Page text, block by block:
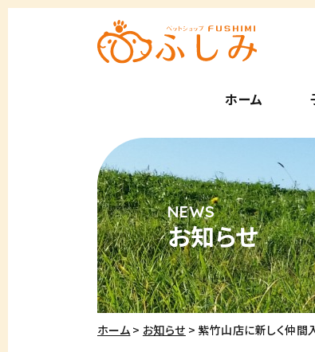
ホーム
お知らせ
ホーム お知らせ 紫竹山店に新しく仲間